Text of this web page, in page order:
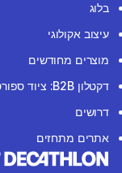
בלוג
עיצוב אקולוגי
מוצרים מחודשים
דקטלון B2B: ציוד ספורט למוסדות
דרושים
אתרים מתחזים